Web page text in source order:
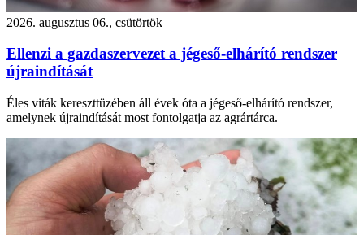
2026. augusztus 06., csütörtök
Ellenzi a gazdaszervezet a jégeső-elhárító rendszer
újraindítását
Éles viták kereszttüzében áll évek óta a jégeső-elhárító rendszer,
amelynek újraindítását most fontolgatja az agrártárca.